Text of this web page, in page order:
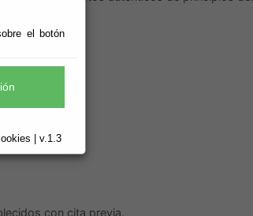
el botón
| v.1.3
con cita previa.